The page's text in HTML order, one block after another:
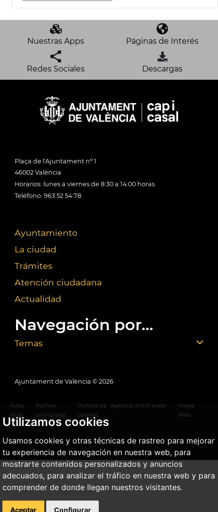
Utilizamos cookies
Usamos cookies y otras técnicas de rastreo para mejorar
tu experiencia de navegación en nuestra web, para
mostrarte contenidos personalizados y anuncios
adecuados, para analizar el tráfico en nuestra web y para
comprender de donde llegan nuestros visitantes.
Aceptar Configurar
Nuestras Apps Páginas de Interés
Redes Sociales Descargas
Plaça de l'Ajuntament nº 1
46002 València
Horarios: lunes a viernes de 8:30 a 14:00 horas
Teléfono: 963 52 54 78
Ayuntamiento
La ciudad
Trámites
Atención ciudadana
Actualidad
Navegación por...
Temas
Ajuntament de València © 2026
Aviso
legal
Política
privacidad
Política de
cookies
Agencia Antifraude
Mapa
Web